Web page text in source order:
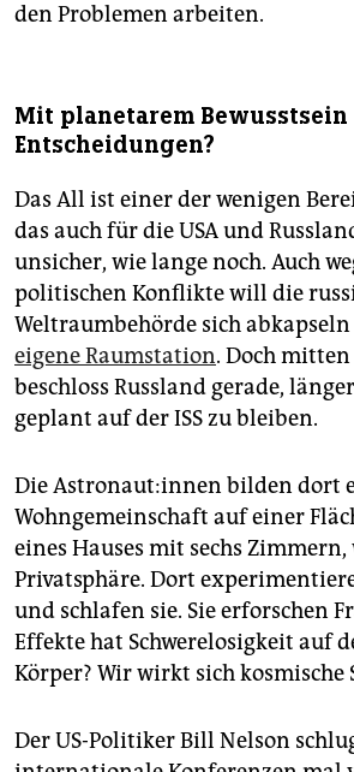
den Problemen arbeiten.
Mit planetarem Bewusstsein
Entscheidungen?
Das All ist einer der wenigen
das auch für die USA und
unsicher, wie lange noch. Auch
politischen Konflikte will die
Weltraumbehörde sich
eigene Raumstation. Doch
beschloss Russland gerade,
geplant auf der ISS zu bleiben.
Die As­tro­nau­t:in­nen bilden dort
Wohngemeinschaft auf einer
eines Hauses mit sechs
Privatsphäre. Dort
und schlafen sie. Sie erforschen
Effekte hat Schwerelosigkeit auf
Körper? Wir wirkt sich kosmische
Der US-Politiker Bill Nelson